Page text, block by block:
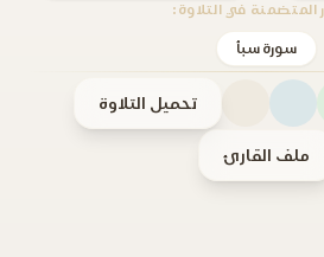
المتضمنة في التلاوة:
سورة سبأ
تحميل التلاوة
ملف القارئ